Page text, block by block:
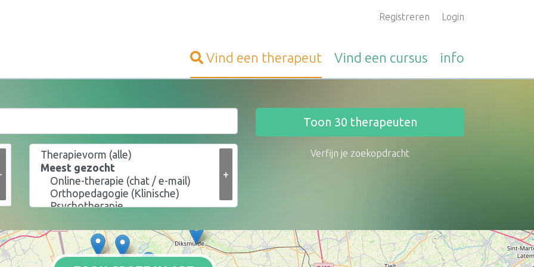
Registreren Login
Vind een therapeut Vind een cursus info
+
Toon 30 therapeuten
Verfijn je zoekopdracht